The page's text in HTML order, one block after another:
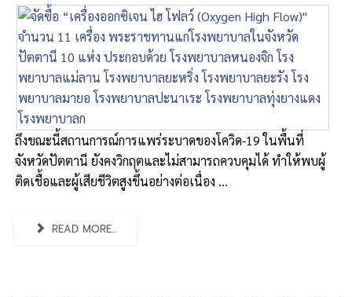
ถึงขณะนี้สถานการณ์การแพร่ระบาดของโควิด-19 ในพื้นที่
จังหวัดปัตตานี ยังคงวิกฤตและไม่สามารถควบคุมได้ ทำให้พบผู้
ติดเชื้อและผู้เสียชีวิตสูงขึ้นอย่างต่อเนื่อง ...
READ MORE...